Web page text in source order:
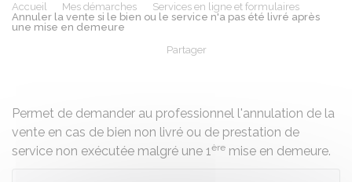
Accueil Mes démarches
Services en ligne et formulaires
Annuler la vente si le bien ou le service n'a pas été livré après
une mise en demeure
Partager
Permet de demander au professionnel l'annulation de la
vente en cas de bien non livré ou de prestation de
service non exécutée malgré une 1ère mise en demeure.